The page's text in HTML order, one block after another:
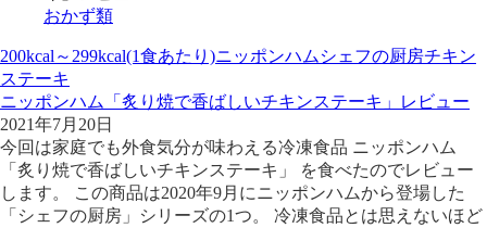
おかず類
200kcal～299kcal(1食あたり)ニッポンハム シェフの厨房チキン
ステーキ
ニッポンハム「炙り焼で香ばしいチキンステーキ」レビュー
2021年7月20日
今回は家庭でも外食気分が味わえる冷凍食品 ニッポンハム
「炙り焼で香ばしいチキンステーキ」 を食べたのでレビュー
します。 この商品は2020年9月にニッポンハムから登場した
「シェフの厨房」シリーズの1つ。 冷凍食品とは思えないほど